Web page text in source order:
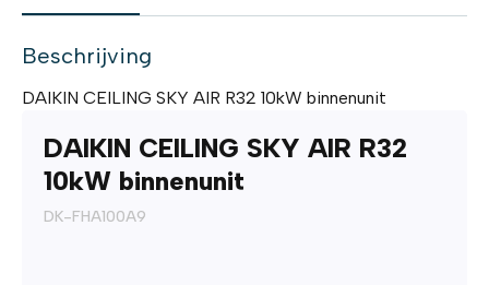
Beschrijving
DAIKIN CEILING SKY AIR R32 10kW binnenunit
DAIKIN CEILING SKY AIR R32
10kW binnenunit
DK-FHA100A9